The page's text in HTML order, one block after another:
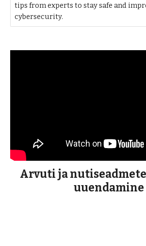
tips from experts to stay safe and
cybersecurity.
Arvuti ja
uuendamine